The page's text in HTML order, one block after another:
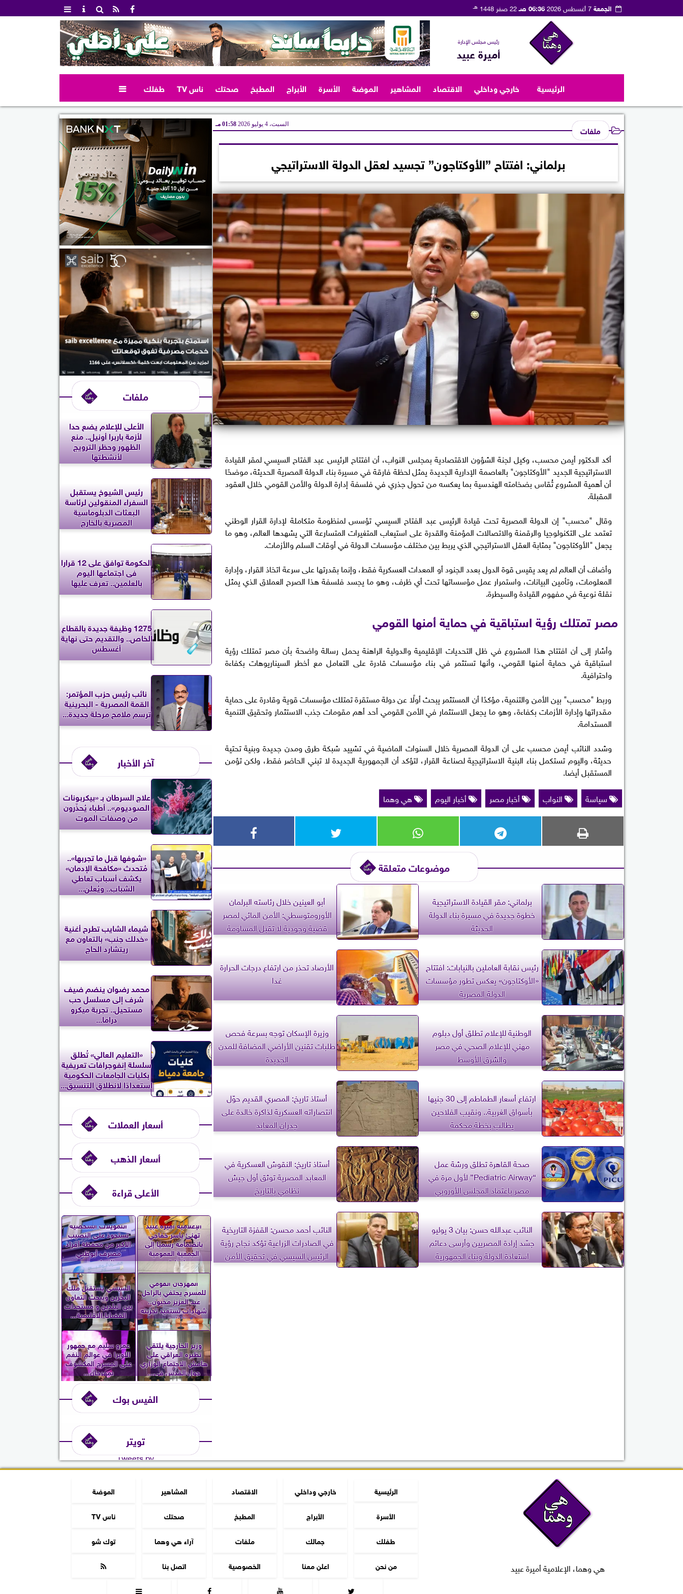
الجمعة7 أغسطس 2026 06:36 صـ 22 صفر 1448 هـ
رئيس مجلس الإدارة
أميرة عبيد
الرئيسية خارجي وداخلي الاقتصاد المشاهير الموضة الأسرة الأبراج المطبخ صحتك ناس TV طفلك 
ملفات السبت، 4 يوليو 2026 01:58 مـ
برلماني: افتتاح ”الأوكتاجون” تجسيد لعقل الدولة الاستراتيجي
أكد الدكتور أيمن محسب، وكيل لجنة الشؤون الاقتصادية بمجلس النواب، أن افتتاح الرئيس عبد الفتاح السيسي لمقر القيادة
الاستراتيجية الجديد "الأوكتاجون" بالعاصمة الإدارية الجديدة يمثل لحظة فارقة في مسيرة بناء الدولة المصرية الحديثة، موضحًا
أن أهمية المشروع تُقاس بضخامته الهندسية بما يعكسه من تحول جذري في فلسفة إدارة الدولة والأمن القومي خلال العقود
المقبلة.
وقال "محسب" إن الدولة المصرية تحت قيادة الرئيس عبد الفتاح السيسي تؤسس لمنظومة متكاملة لإدارة القرار الوطني
تعتمد على التكنولوجيا والرقمنة والاتصالات المؤمنة والقدرة على استيعاب المتغيرات المتسارعة التي يشهدها العالم، وهو ما
يجعل "الأوكتاجون" بمثابة العقل الاستراتيجي الذي يربط بين مختلف مؤسسات الدولة في أوقات السلم والأزمات.
وأضاف أن العالم لم يعد يقيس قوة الدول بعدد الجنود أو المعدات العسكرية فقط، وإنما بقدرتها على سرعة اتخاذ القرار، وإدارة
المعلومات، وتأمين البيانات، واستمرار عمل مؤسساتها تحت أي ظرف، وهو ما يجسد فلسفة هذا الصرح العملاق الذي يمثل
نقلة نوعية في مفهوم القيادة والسيطرة.
مصر تمتلك رؤية استباقية في حماية أمنها القومي
وأشار إلى أن افتتاح هذا المشروع في ظل التحديات الإقليمية والدولية الراهنة يحمل رسالة واضحة بأن مصر تمتلك رؤية
استباقية في حماية أمنها القومي، وأنها تستثمر في بناء مؤسسات قادرة على التعامل مع أخطر السيناريوهات بكفاءة
واحترافية.
وربط "محسب" بين الأمن والتنمية، مؤكدًا أن المستثمر يبحث أولًا عن دولة مستقرة تمتلك مؤسسات قوية وقادرة على حماية
مقدراتها وإدارة الأزمات بكفاءة، وهو ما يجعل الاستثمار في الأمن القومي أحد أهم مقومات جذب الاستثمار وتحقيق التنمية
المستدامة.
وشدد النائب أيمن محسب على أن الدولة المصرية خلال السنوات الماضية في تشييد شبكة طرق ومدن جديدة وبنية تحتية
حديثة، واليوم تستكمل بناء البنية الاستراتيجية لصناعة القرار، لتؤكد أن الجمهورية الجديدة لا تبني الحاضر فقط، ولكن تؤمن
المستقبل أيضا.
سياسة
النواب أخبار مصر أخبار اليوم هي وهما
موضوعات متعلقة
برلماني: مقر القيادة الاستراتيجية
خطوة جديدة في مسيرة بناء الدولة
الحديثة
أبو العينين خلال رئاسته البرلمان
الأورومتوسطي: الأمن المائي لمصر
قضية وجودية لا تقبل المساومة
رئيس نقابة العاملين بالنيابات: افتتاح
«الأوكتاجون» يعكس تطور مؤسسات
الدولة المصرية
الأرصاد تحذر من ارتفاع درجات الحرارة
غدا
الوطنية للإعلام تطلق أول دبلوم
مهني للإعلام الصحي في مصر
والشرق الأوسط
وزيرة الإسكان توجه بسرعة فحص
طلبات تقنين الأراضي المضافة للمدن
الجديدة
ارتفاع أسعار الطماطم إلى 30 جنيها
بأسواق الغربية.. ونقيب الفلاحين
يطالب بخطة محكمة
أستاذ تاريخ: المصري القديم حوّل
انتصاراته العسكرية لذاكرة خالدة على
جدران المعابد
صحة القاهرة تطلق ورشة عمل
“Pediatric Airway” لأول مرة في
مصر باعتماد المجلس الأوروبي
أستاذ تاريخ: النقوش العسكرية في
المعابد المصرية توثق أول جيش
نظامي بالتاريخ
النائب عبدالله حسن: بيان 3 يوليو
جسّد إرادة المصريين وأرسى دعائم
استعادة الدولة وبناء الجمهورية
النائب أحمد محسن: القفزة التاريخية
في الصادرات الزراعية تؤكد نجاح رؤية
الرئيس السيسي في تحقيق الأمن
ملفات
الأعلى للإعلام يضع حدا
لأزمة باربرا أونيل.. منع
الظهور وحظر الترويج
لأنشطتها
رئيس الشيوخ يستقبل
السفراء المنقولين لرئاسة
البعثات الدبلوماسية
المصرية بالخارج
الحكومة توافق على 12 قرارا
فى اجتماعها اليوم
بالعلمين.. تعرف عليها
1275 وظيفة جديدة بالقطاع
الخاص.. والتقديم حتى نهاية
أغسطس
نائب رئيس حزب المؤتمر:
القمة المصرية - البحرينية
ترسم ملامح مرحلة جديدة...
آخر الأخبار
علاج السرطان بـ «بيكربونات
الصوديوم».. أطباء يُحذّرون
من وصفات الموت
«شوفها قبل ما تجربها»..
مُتحدث «مكافحة الإدمان»
يكشف أسباب تعاطي
الشباب.. ويُعلن...
شيماء الشايب تطرح أغنية
«خدلك جنب» بالتعاون مع
ريتشارد الحاج
محمد رضوان ينضم ضيف
شرف إلى مسلسل حب
مستحيل.. تجربة ميكرو
دراما...
«التعليم العالي» تُطلق
سلسلة إنفوجرافات تعريفية
بكليات الجامعات الحكومية
استعدادًا لانطلاق التنسيق...
أسعار العملات
أسعار الذهب
الأعلى قراءة
الإعلامية أميرة عبيد
تهنئ ياسر خفاجي
بانضمامه رسميًا إلى
الجمعية العمومية
لنقابة...
التمويلات الشخصية
تستحوذ على النصيب
الأكبر من محفظة أفراد
مصرف أبوظبي
الإسلامي...
المهرجان القومي
للمسرح يحتفي بالراحل
عبد العزيز مخيون..
شهادات تستعيد تجربته
الرائدة...
السيسي يستقبل ملك
البحرين ويبحث التعاون
بين البلدين و مستجدات
القضايا الإقليمية...
وزير الخارجية يلتقي
نظيره العراقي على
هامش الاجتماع الوزاري
حول القدس في...
عمرو سليم مع جمهور
الأوبرا في عوالم النغم
على المسرح المكشوف
بمهرجان...
الفيس بوك
تويتر
Tweets by
هي وهما، الإعلامية أميرة عبيد
الرئيسية خارجي وداخلي الاقتصاد المشاهير
الموضة
الأسرة
الأبراج المطبخ صحتك
ناس TV
طفلك
جمالك ملفات آراء هي وهما
توك شو
من نحن
اعلن معنا الخصوصية اتصل بنا




